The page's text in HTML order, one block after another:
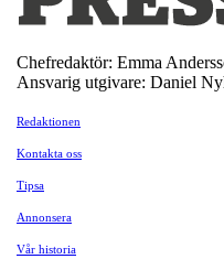
Chefredaktör: Emma
Ansvarig utgivare: Daniel
Redaktionen
Kontakta oss
Tipsa
Annonsera
Vår historia